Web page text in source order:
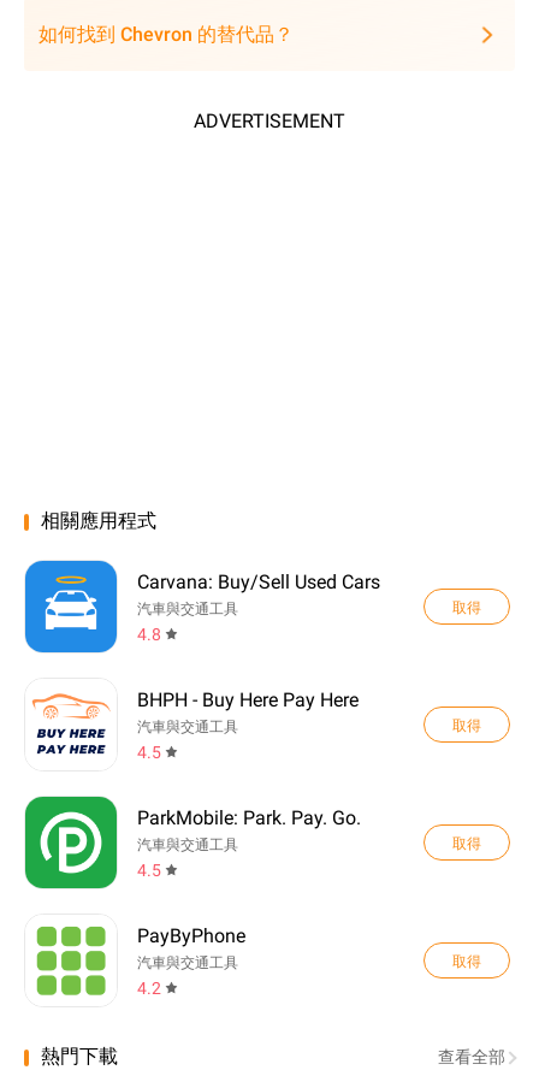
如何找到 Chevron 的替代品？
ADVERTISEMENT
相關應用程式
Carvana: Buy/Sell Used Cars
汽車與交通工具
4.8
取得
BHPH - Buy Here Pay Here
汽車與交通工具
4.5
取得
ParkMobile: Park. Pay. Go.
汽車與交通工具
4.5
取得
PayByPhone
汽車與交通工具
4.2
取得
熱門下載 查看全部